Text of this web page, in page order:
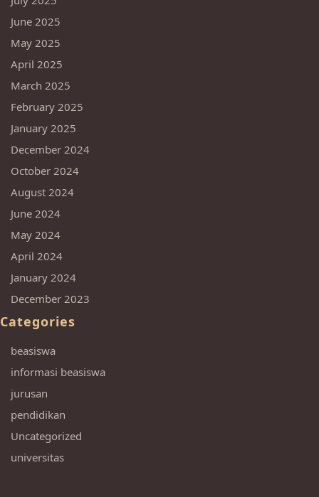
June 2025
May 2025
April 2025
March 2025
February 2025
January 2025
December 2024
October 2024
August 2024
June 2024
May 2024
April 2024
January 2024
December 2023
Categories
beasiswa
informasi beasiswa
jurusan
pendidikan
Uncategorized
universitas